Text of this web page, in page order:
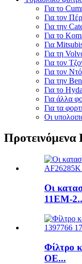
Για το
Για τον
Για την
Για το
Για
Για τη
Για τον
Για τον
Για την
Για το
Για άλλα
Για τα
Οι
Προτεινόμενα
Οι
11EM-
Φίλτρο
ΟΕ...